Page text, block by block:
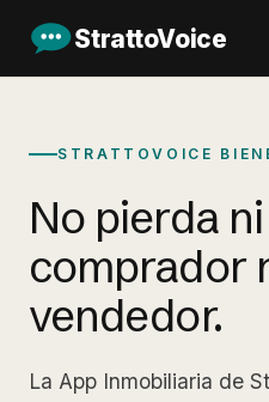
StrattoVoice
STRATTOVOICE
No pierda
comprador
vendedor.
La App Inmobiliaria de